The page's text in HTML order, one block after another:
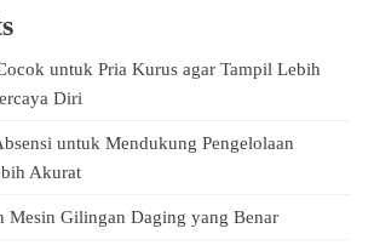
untuk Pria Kurus agar Tampil Lebih
Diri
untuk Mendukung Pengelolaan
Akurat
Mesin Gilingan Daging yang Benar